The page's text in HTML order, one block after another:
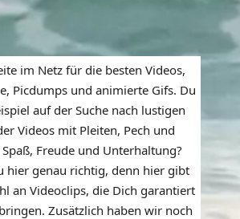
im Netz für die besten Videos,
Picdumps und animierte Gifs. Du
auf der Suche nach lustigen
Videos mit Pleiten, Pech und
Freude und Unterhaltung?
hier genau richtig, denn hier gibt
an Videoclips, die Dich garantiert
Zusätzlich haben wir noch